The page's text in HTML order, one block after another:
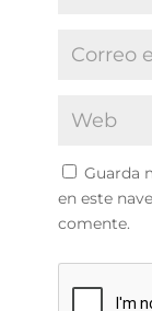
Guarda
en este
comente.